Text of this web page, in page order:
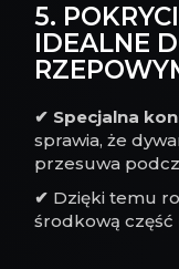
5.
IDEALNE
✔ Specjalna
sprawia, że
przesuwa
✔ Dzięki temu
środkową